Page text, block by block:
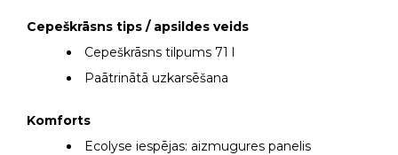
Cepeškrāsns tips / apsildes veids
Cepeškrāsns tilpums 71 l
Paātrinātā uzkarsēšana
Komforts
Ecolyse iespējas: aizmugures panelis